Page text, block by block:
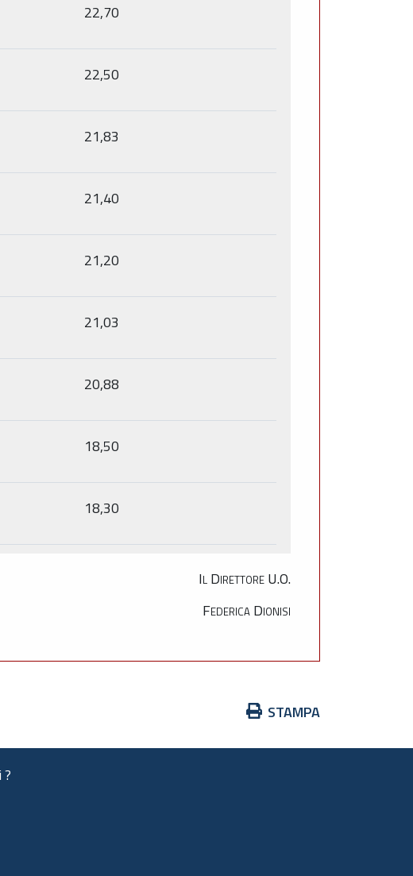
22,70
22,50
21,83
21,40
21,20
21,03
20,88
18,50
18,30
Il Direttore U.O.
Federica Dionisi
Azioni
documento
STAMPA